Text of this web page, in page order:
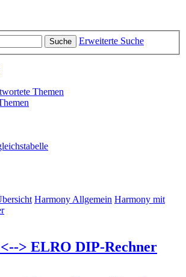
Suche Erweiterte Suche
Themen
Harmony Allgemein Harmony mit
> ELRO DIP-Rechner